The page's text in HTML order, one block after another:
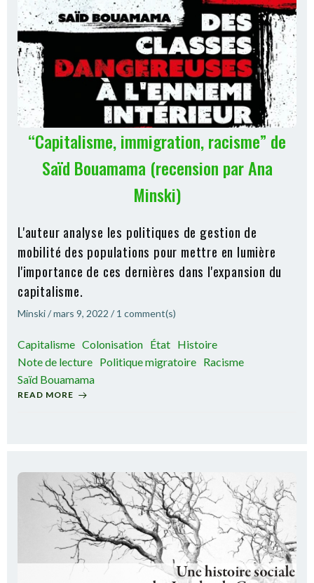
“Capitalisme, immigration, racisme” de
Saïd Bouamama (recension par Ana
Minski)
L'auteur analyse les politiques de gestion de
mobilité des populations pour mettre en lumière
l'importance de ces dernières dans l'expansion du
capitalisme.
Minski/mars 9, 2022 / 1 comment(s)
Capitalisme Colonisation État Histoire
Note de lecture Politique migratoire Racisme
Saïd Bouamama
READ MORE